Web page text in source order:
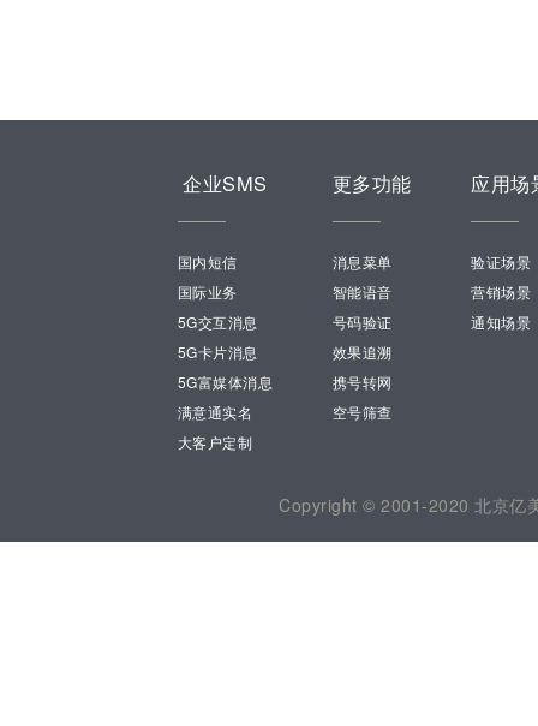
企业SMS
国内短信
国际业务
5G交互消息
5G卡片消息
5G富媒体消息
满意通实名
大客户定制
更多功能
消息菜单
智能语音
号码验证
效果追溯
携号转网
空号筛查
应用场
验证场景
营销场景
通知场景
Copyright © 2001-2020 北京